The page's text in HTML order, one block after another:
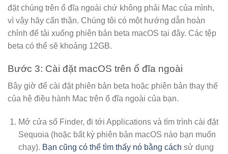
đặt chúng trên ổ đĩa ngoài chứ không phải Mac của mình,
vì vậy hãy cẩn thận. Chúng tôi có một hướng dẫn hoàn
chỉnh để tải xuống phiên bản beta macOS tại đây. Các tệp
beta có thể sẽ khoảng 12GB.
Bước 3: Cài đặt macOS trên ổ đĩa ngoài
Bây giờ để cài đặt phiên bản beta hoặc phiên bản thay thế
của hệ điều hành Mac trên ổ đĩa ngoài của bạn.
Mở cửa sổ Finder, đi tới Applications và tìm trình cài đặt
Sequoia (hoặc bất kỳ phiên bản macOS nào bạn muốn
chạy). Bạn cũng có thể tìm thấy nó bằng cách sử dụng